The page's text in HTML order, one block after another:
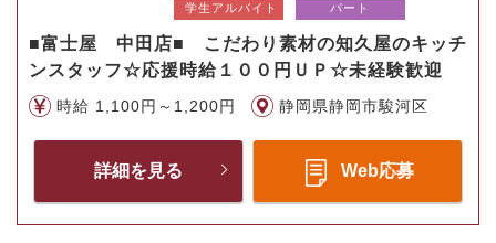
学生アルバイト パート
■富士屋 中田店■ こだわり素材の知久屋のキッチ
ンスタッフ☆応援時給１００円ＵＰ☆未経験歓迎
時給 1,100円～1,200円 静岡県静岡市駿河区
詳細を見る Web応募